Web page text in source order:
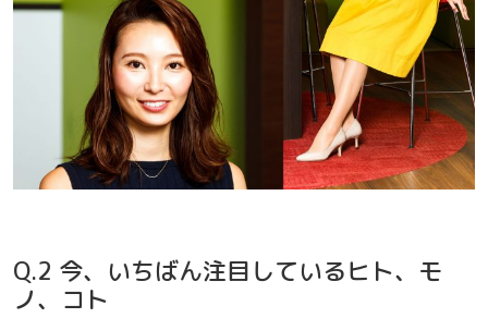
Q.2 今、いちばん注目しているヒト、モ
ノ、コト